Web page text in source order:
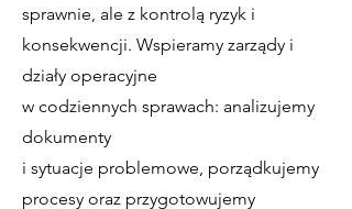
sprawnie, ale z kontrolą ryzyk i
konsekwencji. Wspieramy zarządy i
działy operacyjne
w codziennych sprawach: analizujemy
dokumenty
i sytuacje problemowe, porządkujemy
procesy oraz przygotowujemy